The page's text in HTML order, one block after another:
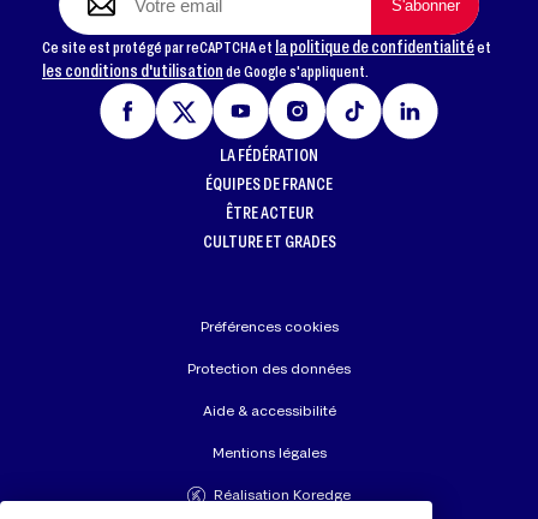
Ce site est protégé par reCAPTCHA et la politique de confidentialitéet
les conditions d'utilisationde Google s'appliquent.
LA FÉDÉRATION
ÉQUIPES DE FRANCE
ÊTRE ACTEUR
CULTURE ET GRADES
Préférences cookies
Protection des données
Aide & accessibilité
Mentions légales
Réalisation Koredge